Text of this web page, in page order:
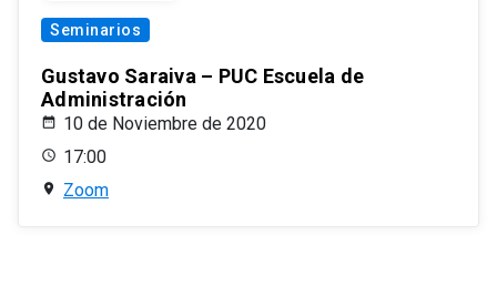
Seminarios
Gustavo Saraiva – PUC Escuela de
Administración
10 de Noviembre de 2020
17:00
Zoom